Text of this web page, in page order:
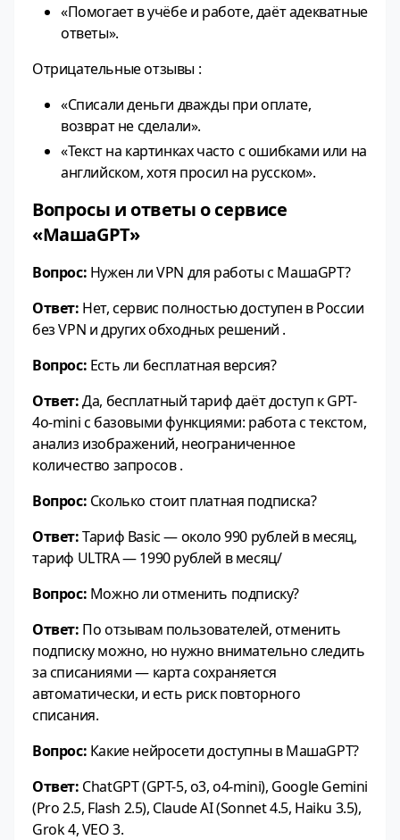
«Помогает в учёбе и работе, даёт адекватные
ответы».
Отрицательные отзывы :
«Списали деньги дважды при оплате,
возврат не сделали».
«Текст на картинках часто с ошибками или на
английском, хотя просил на русском».
Вопросы и ответы о сервисе
«МашаGPT»
Вопрос: Нужен ли VPN для работы с МашаGPT?
Ответ: Нет, сервис полностью доступен в России
без VPN и других обходных решений .
Вопрос: Есть ли бесплатная версия?
Ответ:Да, бесплатный тариф даёт доступ к GPT-
4o-mini с базовыми функциями: работа с текстом,
анализ изображений, неограниченное
количество запросов .
Вопрос: Сколько стоит платная подписка?
Ответ:Тариф Basic — около 990 рублей в месяц,
тариф ULTRA — 1990 рублей в месяц/
Вопрос: Можно ли отменить подписку?
Ответ: По отзывам пользователей, отменить
подписку можно, но нужно внимательно следить
за списаниями — карта сохраняется
автоматически, и есть риск повторного
списания.
Вопрос: Какие нейросети доступны в МашаGPT?
Ответ: ChatGPT (GPT-5, o3, o4-mini), Google Gemini
(Pro 2.5, Flash 2.5), Claude AI (Sonnet 4.5, Haiku 3.5),
Grok 4, VEO 3.